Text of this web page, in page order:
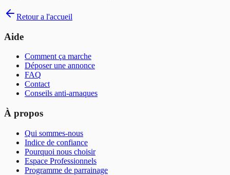
Retour a l'accueil
Aide
Comment ça marche
Déposer une annonce
FAQ
Contact
Conseils anti-arnaques
À propos
Qui sommes-nous
Indice de confiance
Pourquoi nous choisir
Espace Professionnels
Programme de parrainage